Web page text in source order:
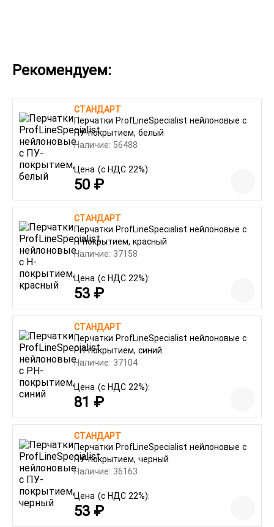
Рекомендуем:
СТАНДАРТ
Перчатки ProfLineSpecialist нейлоновые с
ПУ-покрытием, белый
Наличие: 56488
Цена (с НДС 22%):
50 ₽
СТАНДАРТ
Перчатки ProfLineSpecialist нейлоновые с
Н-покрытием, красный
Наличие: 37158
Цена (с НДС 22%):
53 ₽
СТАНДАРТ
Перчатки ProfLineSpecialist нейлоновые с
РН-покрытием, синий
Наличие: 37104
Цена (с НДС 22%):
81 ₽
СТАНДАРТ
Перчатки ProfLineSpecialist нейлоновые с
ПУ-покрытием, черный
Наличие: 36163
Цена (с НДС 22%):
53 ₽